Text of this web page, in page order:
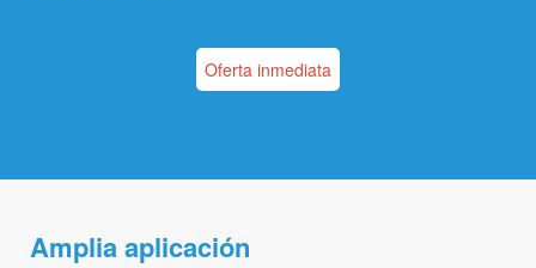
Oferta inmediata
Amplia aplicación